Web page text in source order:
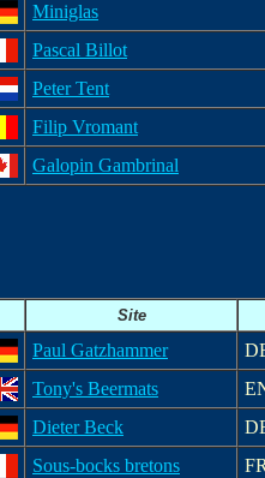
Miniglas
Pascal Billot
Peter Tent
Filip Vromant
Galopin Gambrinal
Site
Paul Gatzhammer
Tony's Beermats
Dieter Beck
Sous-bocks bretons